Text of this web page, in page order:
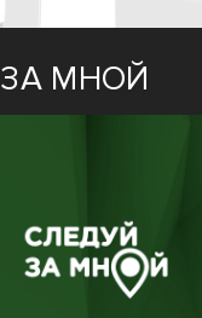
ЗА МНОЙ